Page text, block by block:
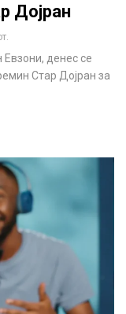
Дојран
денес се
Стар Дојран за